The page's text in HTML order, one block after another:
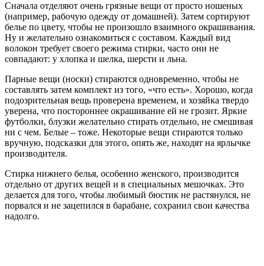
Сначала отделяют очень грязные вещи от просто ношеных
(например, рабочую одежду от домашней). Затем сортируют
белье по цвету, чтобы не произошло взаимного окрашивания.
Ну и желательно ознакомиться с составом. Каждый вид
волокон требует своего режима стирки, часто они не
совпадают: у хлопка и шелка, шерсти и льна.
Парные вещи (носки) стираются одновременно, чтобы не
составлять затем комплект из того, «что есть». Хорошо, когда
подозрительная вещь проверена временем, и хозяйка твердо
уверена, что постороннее окрашивание ей не грозит. Яркие
футболки, блузки желательно стирать отдельно, не смешивая
ни с чем. Белые – тоже. Некоторые вещи стираются только
вручную, подсказки для этого, опять же, находят на ярлычке
производителя.
Стирка нижнего белья, особенно женского, производится
отдельно от других вещей и в специальных мешочках. Это
делается для того, чтобы любимый бюстик не растянулся, не
порвался и не зацепился в барабане, сохранил свои качества
надолго.